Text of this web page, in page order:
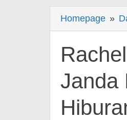
Homepage »
Janda